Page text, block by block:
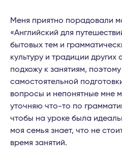
Меня приятно порадовали
«Английский для
бытовых тем и
культуру и традиции других
подхожу к занятиям,
самостоятельной
вопросы и непонятные мне
уточняю что-то по
чтобы на уроке была
моя семья знает, что не
время занятий.